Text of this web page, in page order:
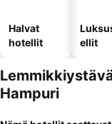
Halvat
hotellit
ellit
Hampuri